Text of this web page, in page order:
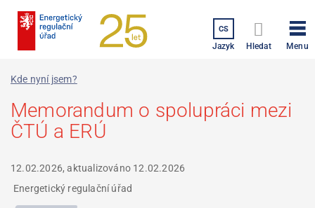
CS
Jazyk Hledat Menu
Kde nyní jsem?
Memorandum o spolupráci mezi
ČTÚ a ERÚ
12.02.2026, aktualizováno 12.02.2026
Energetický regulační úřad